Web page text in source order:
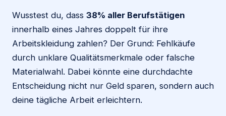
Wusstest du, dass 38% aller Berufstätigen
innerhalb eines Jahres doppelt für ihre
Arbeitskleidung zahlen? Der Grund: Fehlkäufe
durch unklare Qualitätsmerkmale oder falsche
Materialwahl. Dabei könnte eine durchdachte
Entscheidung nicht nur Geld sparen, sondern auch
deine tägliche Arbeit erleichtern.